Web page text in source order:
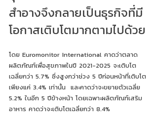
สำอางจึงกลายเป็นธุรกิจที่มี
โอกาสเติบโตมากตามไปด้วย
โดย Euromonitor International คาดว่าตลาด
ผลิตภัณฑ์เพื่อสุขภาพในปี 2021-2025 จะเติบโต
เฉลี่ยกว่า 5.7% ซึ่งสูงกว่าช่วง 5 ปีก่อนหน้าที่เติบโต
เพียงแค่ 3.4% เท่านั้น  และคาดว่าจะขยายตัวเฉลี่ย
5.2% ในอีก 5 ปีข้างหน้า โดยเฉพาะผลิตภัณฑ์เสริม
อาหาร คาดว่าจะเติบโตเฉลี่ยกว่า 8.4%